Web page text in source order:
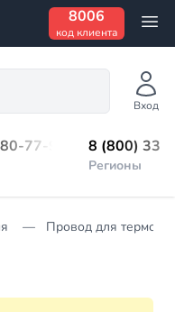
8006
код клиента
Вход
77-98 8 (800)
Регионы
Провод для